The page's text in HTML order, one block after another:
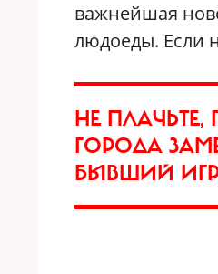
важнейшая
людоеды. Если
НЕ
ГОРОДА
БЫВШИЙ